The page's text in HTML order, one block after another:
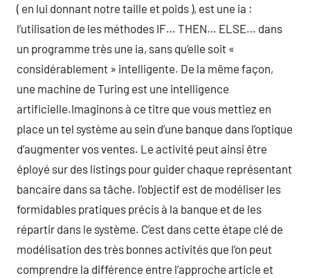
( en lui donnant notre taille et poids ), est une ia :
l’utilisation de les méthodes IF… THEN… ELSE… dans
un programme très une ia, sans qu’elle soit «
considérablement » intelligente. De la même façon,
une machine de Turing est une intelligence
artificielle.Imaginons à ce titre que vous mettiez en
place un tel système au sein d’une banque dans l’optique
d’augmenter vos ventes. Le activité peut ainsi être
éployé sur des listings pour guider chaque représentant
bancaire dans sa tâche. l’objectif est de modéliser les
formidables pratiques précis à la banque et de les
répartir dans le système. C’est dans cette étape clé de
modélisation des très bonnes activités que l’on peut
comprendre la différence entre l’approche article et